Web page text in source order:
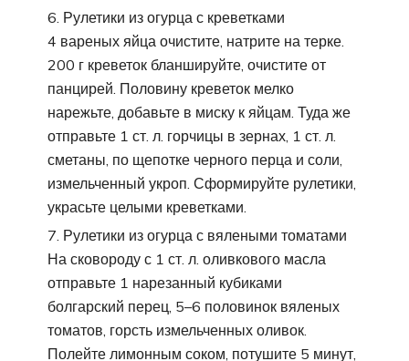
Рулетики из огурца с креветками
4 вареных яйца очистите, натрите на терке.
200 г креветок бланшируйте, очистите от
панцирей. Половину креветок мелко
нарежьте, добавьте в миску к яйцам. Туда же
отправьте 1 ст. л. горчицы в зернах, 1 ст. л.
сметаны, по щепотке черного перца и соли,
измельченный укроп. Сформируйте рулетики,
украсьте целыми креветками.
Рулетики из огурца с вялеными томатами
На сковороду с 1 ст. л. оливкового масла
отправьте 1 нарезанный кубиками
болгарский перец, 5–6 половинок вяленых
томатов, горсть измельченных оливок.
Полейте лимонным соком, потушите 5 минут,